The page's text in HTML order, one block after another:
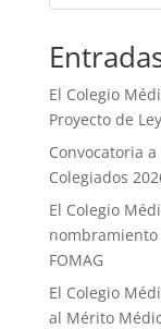
El Colegio
Proyecto de
Convocatoria
Colegiados
El Colegio
FOMAG
El Colegio
al Mérito